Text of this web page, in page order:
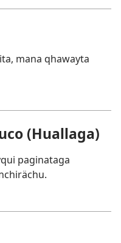
mana qhawayta
(Huallaga)
paginataga